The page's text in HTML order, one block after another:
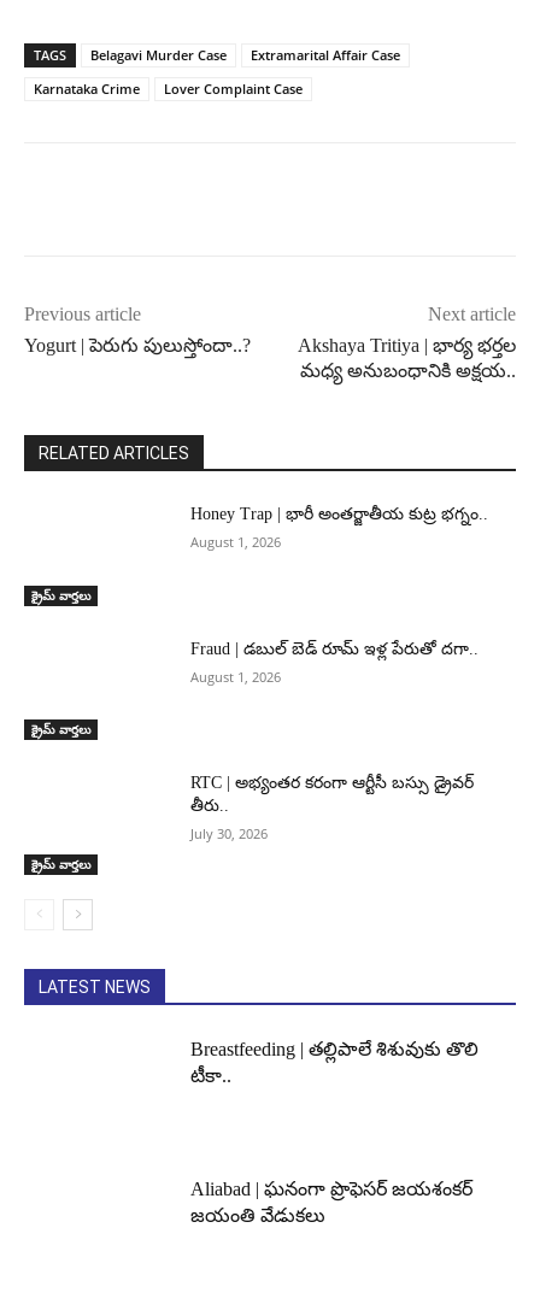
TAGS Belagavi Murder Case
Extramarital Affair Case
Karnataka Crime
Lover Complaint Case
Previous article
Yogurt | పెరుగు పులుస్తోందా..?
Next article
Akshaya Tritiya | భార్య భర్తల
మధ్య అనుబంధానికి అక్షయ..
RELATED ARTICLES
క్రైమ్ వార్తలు
Honey Trap | భారీ అంతర్జాతీయ కుట్ర భగ్నం..
August 1, 2026
క్రైమ్ వార్తలు
Fraud | డబుల్ బెడ్ రూమ్ ఇళ్ల పేరుతో దగా..
August 1, 2026
క్రైమ్ వార్తలు
RTC | అభ్యంతర కరంగా ఆర్టీసీ బస్సు డ్రైవర్
తీరు..
July 30, 2026
LATEST NEWS
Breastfeeding | తల్లిపాలే శిశువుకు తొలి
టీకా..
Aliabad | ఘనంగా ప్రొఫెసర్ జయశంకర్
జయంతి వేడుకలు